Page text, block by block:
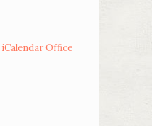
iCalendarOffice